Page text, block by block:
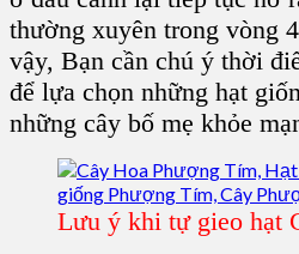
thường xuyên trong vòng
vậy, Bạn cần chú ý thời
để lựa chọn những hạt
những cây bố mẹ khỏe
Lưu ý khi tự gieo hạt